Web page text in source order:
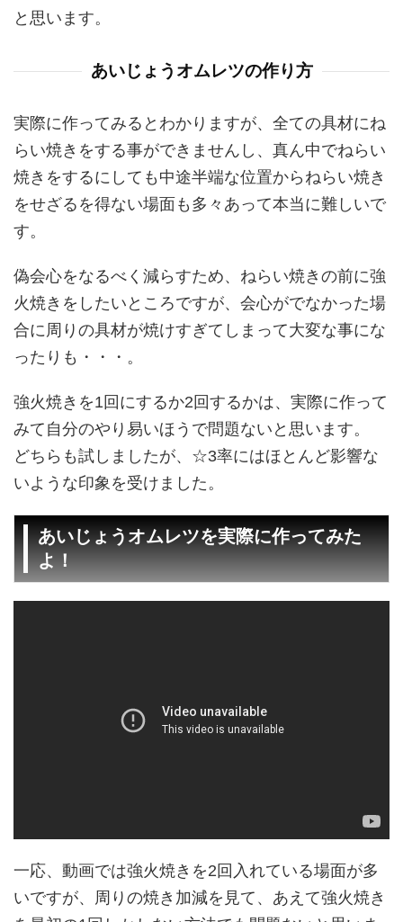
と思います。
あいじょうオムレツの作り方
実際に作ってみるとわかりますが、全ての具材にね
らい焼きをする事ができませんし、真ん中でねらい
焼きをするにしても中途半端な位置からねらい焼き
をせざるを得ない場面も多々あって本当に難しいで
す。
偽会心をなるべく減らすため、ねらい焼きの前に強
火焼きをしたいところですが、会心がでなかった場
合に周りの具材が焼けすぎてしまって大変な事にな
ったりも・・・。
強火焼きを1回にするか2回するかは、実際に作って
みて自分のやり易いほうで問題ないと思います。
どちらも試しましたが、☆3率にはほとんど影響な
いような印象を受けました。
あいじょうオムレツを実際に作ってみた
よ！
一応、動画では強火焼きを2回入れている場面が多
いですが、周りの焼き加減を見て、あえて強火焼き